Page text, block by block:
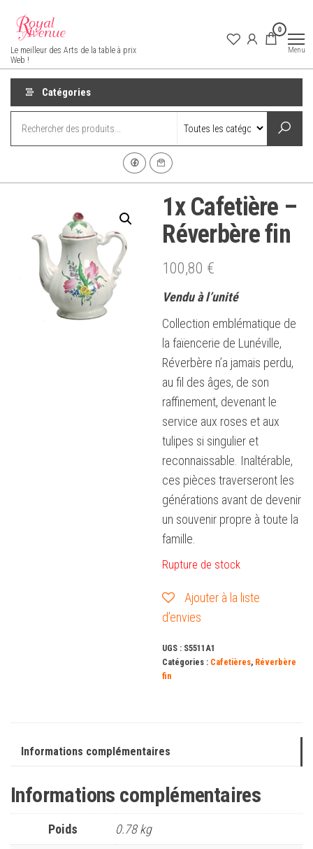
contenu
Royal Avenue
Le meilleur des Arts de la table à prix
Web !
0
Menu
Catégories
1x Cafetière –
Réverbère fin
100,80 €
Vendu à l’unité
Collection emblématique de
la faïencerie de Lunéville,
Réverbère n’a jamais perdu,
au fil des âges, de son
raffinement, devenant le
service aux roses et aux
tulipes si singulier et
reconnaissable. Inaltérable,
ces pièces traverseront les
générations avant de devenir
un souvenir propre à toute la
famille.
Rupture de stock
Ajouter à la liste
d’envies
UGS : S5511A1
Catégories : Cafetières, Réverbère
fin
Informations complémentaires
Informations complémentaires
Poids 0.78 kg